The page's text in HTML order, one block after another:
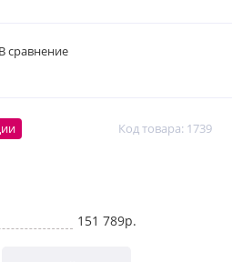
Код товара: 1739
151 789р.
В сравнение